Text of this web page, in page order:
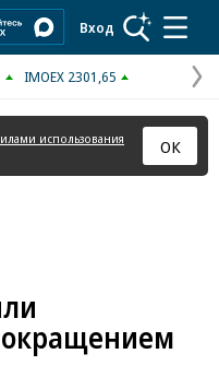
Вход
IMOEX 2301,65
использования
ОК